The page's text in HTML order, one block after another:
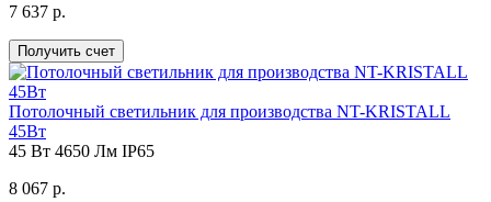
7 637 р.
Получить счет
Потолочный светильник для производства NT-KRISTALL
45Вт
45 Вт 4650 Лм IP65
8 067 р.